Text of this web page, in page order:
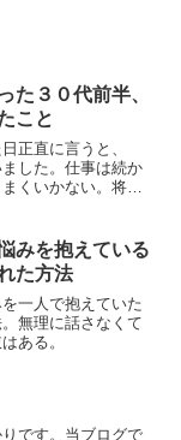
た３０代前半、
こと
正直に言うと、
ました。仕事は続か
くいかない。将来
返ると、あのとき
なか...
みを抱えている
た方法
一人で抱えていた
無理に話さなくて
ある。
です。当ブログで